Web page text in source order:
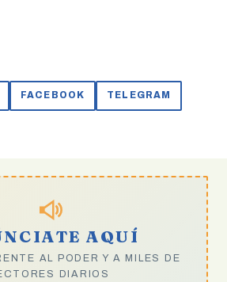
FACEBOOK TELEGRAM
AQUÍ
AL PODER Y A MILES DE
DIARIOS